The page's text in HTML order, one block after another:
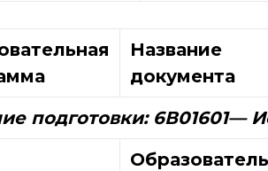
Название
документа
подготовки: 6В01601—